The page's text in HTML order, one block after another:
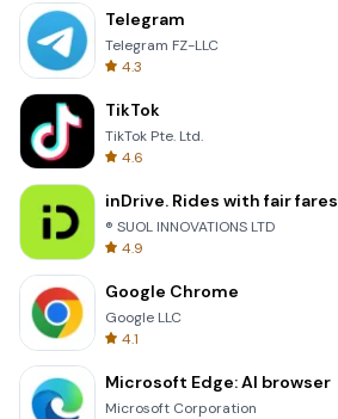
Telegram
Telegram FZ-LLC
4.3
TikTok
TikTok Pte. Ltd.
4.6
inDrive. Rides with fair fares
® SUOL INNOVATIONS LTD
4.9
Google Chrome
Google LLC
4.1
Microsoft Edge: AI browser
Microsoft Corporation